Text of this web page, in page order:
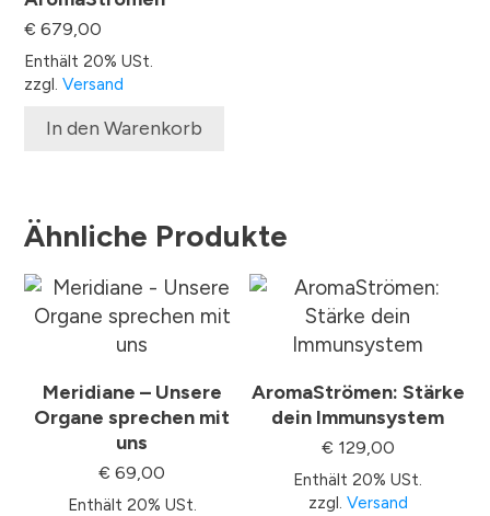
€ 679,00
Enthält 20% USt.
zzgl. Versand
In den Warenkorb
Ähnliche Produkte
Meridiane – Unsere
Organe sprechen mit
uns
€ 69,00
Enthält 20% USt.
AromaStrömen: Stärke
dein Immunsystem
€ 129,00
Enthält 20% USt.
zzgl. Versand